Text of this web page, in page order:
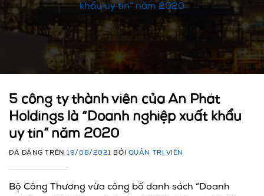
khẩu uy tín” năm 2020
5 công ty thành viên của An Phát
Holdings là “Doanh nghiệp xuất khẩu
uy tín” năm 2020
ĐÃ ĐĂNG TRÊN19/08/2021 BỞI QUẢN TRỊ VIÊN
Bộ Công Thương vừa công bố danh sách “Doanh